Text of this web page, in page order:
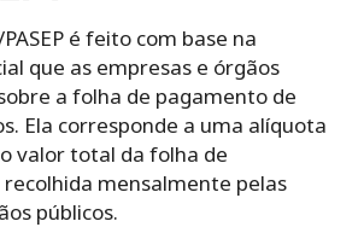
é feito com base na
que as empresas e órgãos
a folha de pagamento de
Ela corresponde a uma alíquota
valor total da folha de
mensalmente pelas
públicos.